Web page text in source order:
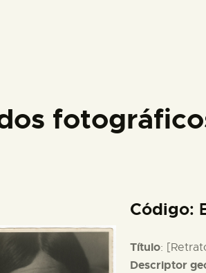
Código:
Título:
Descriptor